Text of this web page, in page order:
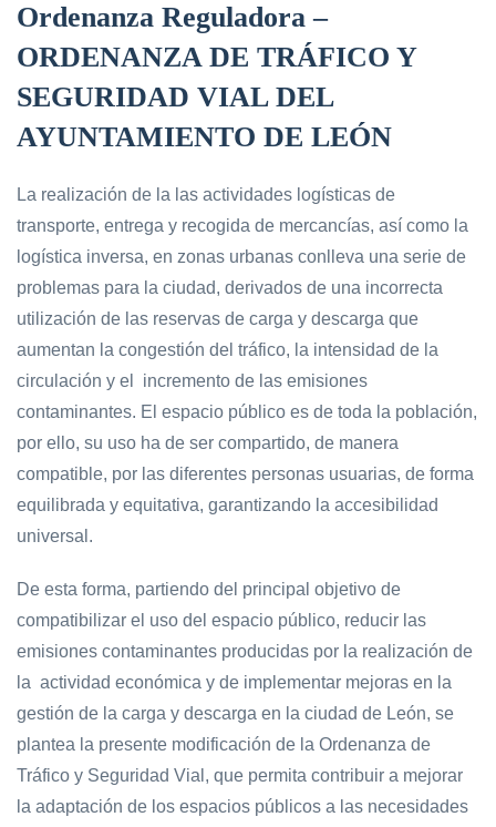
Ordenanza Reguladora –
ORDENANZA DE TRÁFICO Y
SEGURIDAD VIAL DEL
AYUNTAMIENTO DE LEÓN
La realización de la las actividades logísticas de
transporte, entrega y recogida de mercancías, así como la
logística inversa, en zonas urbanas conlleva una serie de
problemas para la ciudad, derivados de una incorrecta
utilización de las reservas de carga y descarga que
aumentan la congestión del tráfico, la intensidad de la
circulación y el incremento de las emisiones
contaminantes. El espacio público es de toda la población,
por ello, su uso ha de ser compartido, de manera
compatible, por las diferentes personas usuarias, de forma
equilibrada y equitativa, garantizando la accesibilidad
universal.
De esta forma, partiendo del principal objetivo de
compatibilizar el uso del espacio público, reducir las
emisiones contaminantes producidas por la realización de
la actividad económica y de implementar mejoras en la
gestión de la carga y descarga en la ciudad de León, se
plantea la presente modificación de la Ordenanza de
Tráfico y Seguridad Vial, que permita contribuir a mejorar
la adaptación de los espacios públicos a las necesidades